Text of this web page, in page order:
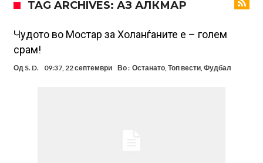
Тикет на денот (петок, 07.08.2026)
Фиренца во транс од Мастантоно
Продаден резервниот голман на Сити за 50 милиони евра
TAG ARCHIVES: АЗ АЛКМАР
Чудото во Мостар за Холанѓаните е – голем
срам!
Од S. D. 09:37, 22 септември Во : Останато, Топ вести, Фудбал